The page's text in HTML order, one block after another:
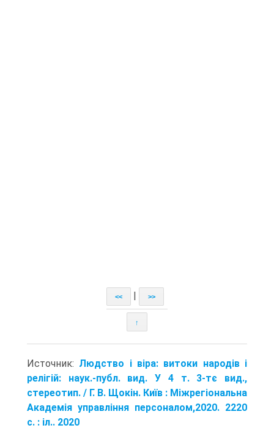
<< >>
↑
Источник: Людство і віра: витоки народів і
релігій: наук.-публ. вид. У 4 т. 3-тє вид.,
стереотип. / Г. В. Щокін. Київ : Міжрегіональна
Академія управління персоналом,2020. 2220
с. : іл.. 2020